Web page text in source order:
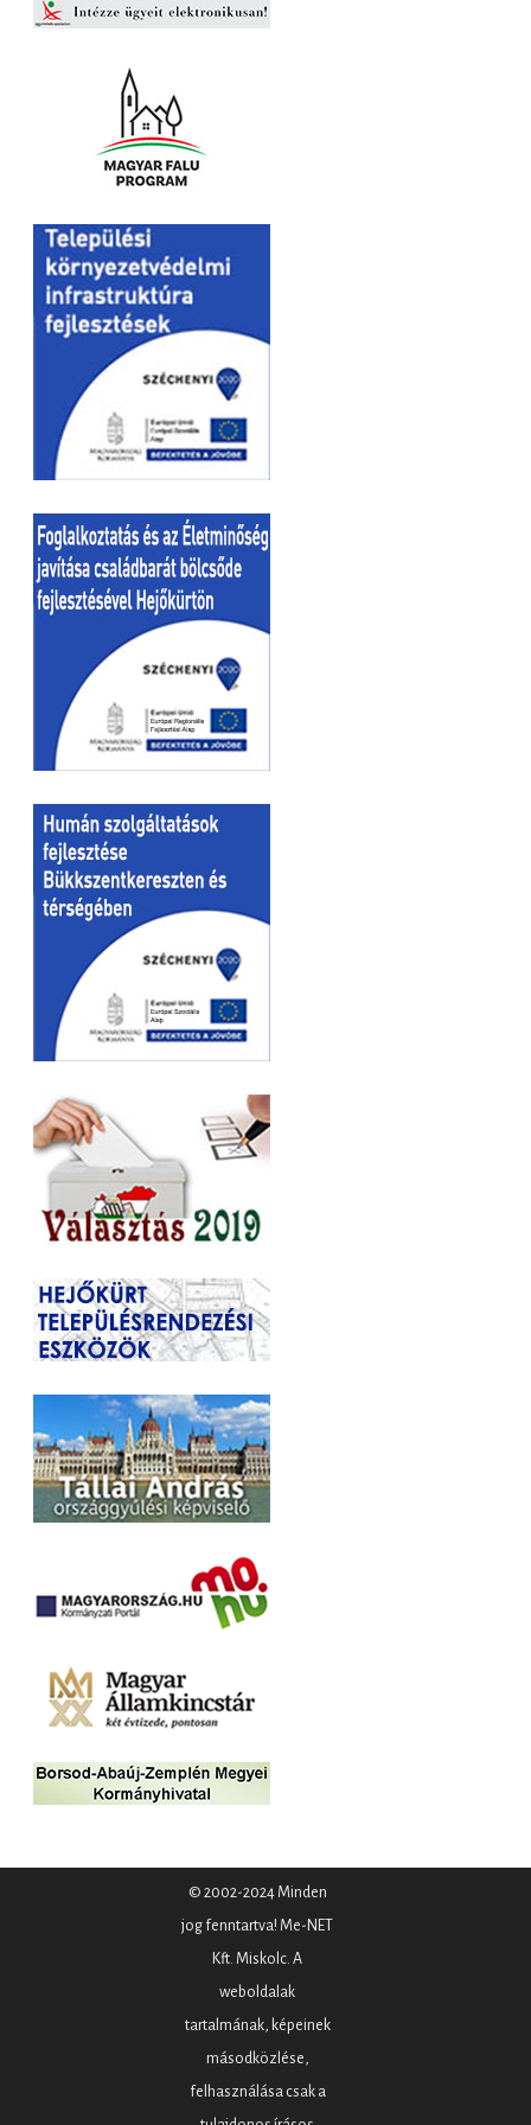
© 2002-2024 Minden
jog fenntartva! Me-NET
Kft. Miskolc. A
weboldalak
tartalmának, képeinek
másodközlése,
felhasználása csak a